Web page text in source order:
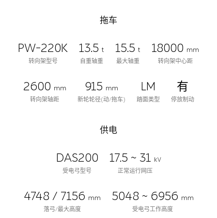
拖车
PW-220K
转向架型号
13.5 t
自重轴重
15.5 t
最大轴重
18000 mm
转向架中心距
2600 mm
转向架轴距
915 mm
新轮轮径(动/拖车)
LM
踏面类型
有
停放制动
供电
DAS200
受电弓型号
17.5 ~ 31
kV
正常运行网压
4748 / 7156 mm
落弓/最大高度
5048 ~ 6956 mm
受电弓工作高度